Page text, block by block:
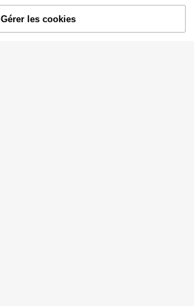
AJOUTER AU PANIER
Gérer les cookies